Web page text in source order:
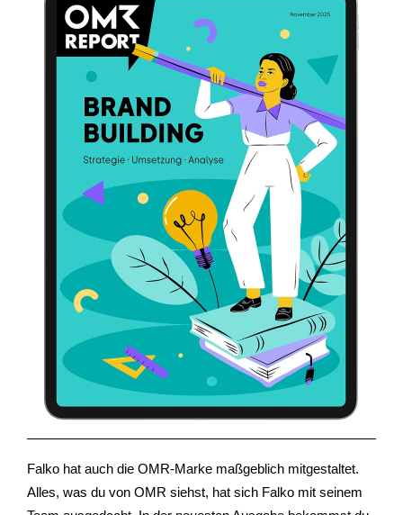
Falko hat auch die OMR-Marke maßgeblich mitgestaltet.
Alles, was du von OMR siehst, hat sich Falko mit seinem